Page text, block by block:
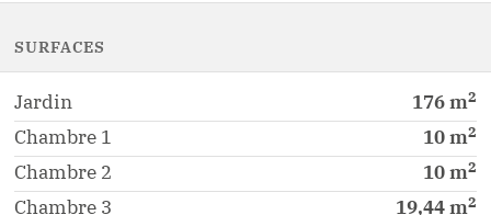
SURFACES
Jardin 176 m2
Chambre1 10 m2
Chambre2 10 m2
Chambre3 19,44 m2